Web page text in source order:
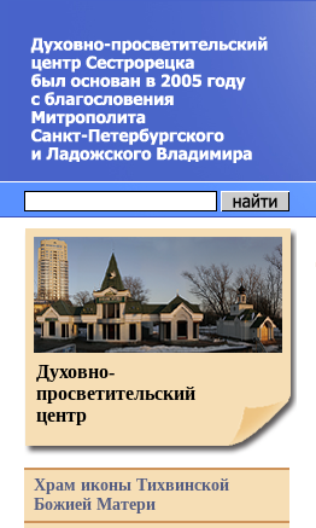
Духовно-
просветительский
центр
Храм иконы Тихвинской
Божией Матери